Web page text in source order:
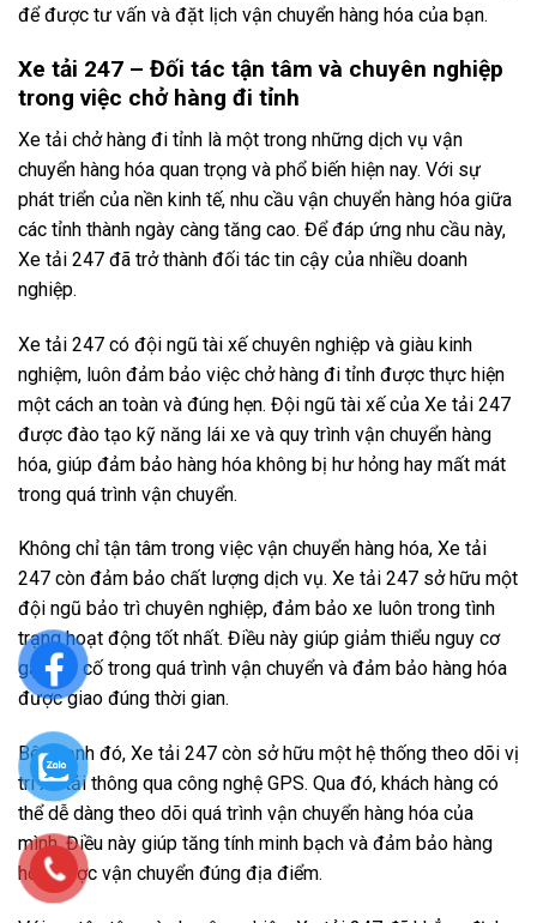
để được tư vấn và đặt lịch vận chuyển hàng hóa của bạn.
Xe tải 247 – Đối tác tận tâm và chuyên nghiệp
trong việc chở hàng đi tỉnh
Xe tải chở hàng đi tỉnh là một trong những dịch vụ vận
chuyển hàng hóa quan trọng và phổ biến hiện nay. Với sự
phát triển của nền kinh tế, nhu cầu vận chuyển hàng hóa giữa
các tỉnh thành ngày càng tăng cao. Để đáp ứng nhu cầu này,
Xe tải 247 đã trở thành đối tác tin cậy của nhiều doanh
nghiệp.
Xe tải 247 có đội ngũ tài xế chuyên nghiệp và giàu kinh
nghiệm, luôn đảm bảo việc chở hàng đi tỉnh được thực hiện
một cách an toàn và đúng hẹn. Đội ngũ tài xế của Xe tải 247
được đào tạo kỹ năng lái xe và quy trình vận chuyển hàng
hóa, giúp đảm bảo hàng hóa không bị hư hỏng hay mất mát
trong quá trình vận chuyển.
Không chỉ tận tâm trong việc vận chuyển hàng hóa, Xe tải
247 còn đảm bảo chất lượng dịch vụ. Xe tải 247 sở hữu một
đội ngũ bảo trì chuyên nghiệp, đảm bảo xe luôn trong tình
trạng hoạt động tốt nhất. Điều này giúp giảm thiểu nguy cơ
gặp sự cố trong quá trình vận chuyển và đảm bảo hàng hóa
được giao đúng thời gian.
Bên cạnh đó, Xe tải 247 còn sở hữu một hệ thống theo dõi vị
trí xe tải thông qua công nghệ GPS. Qua đó, khách hàng có
thể dễ dàng theo dõi quá trình vận chuyển hàng hóa của
mình. Điều này giúp tăng tính minh bạch và đảm bảo hàng
hóa được vận chuyển đúng địa điểm.